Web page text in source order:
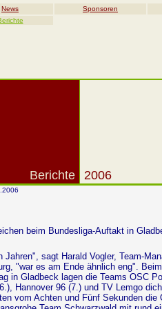
News Sponsoren
Berichte 2006
beim Bundesliga-Auftakt in
Jahren", sagt Harald Vogler, Team-
"war es am Ende ähnlich eng".
in Gladbeck lagen die Teams OSC
Hannover 96 (7.) und TV Lemgo
vom Achten und Fünf Sekunden die